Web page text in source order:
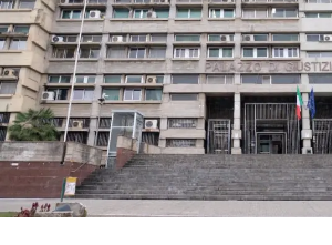
AMBIENTE
Streaming
LAC TV
LAC NETWORK
LAC ONAIR